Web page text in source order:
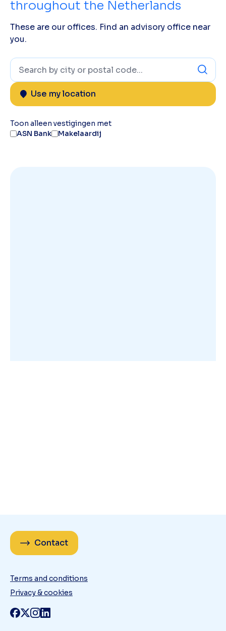
throughout the Netherlands
These are our offices. Find an advisory office near
you.
Use my location
Toon alleen vestigingen met
ASN Bank
Makelaardij
Contact
Terms and conditions
Privacy & cookies